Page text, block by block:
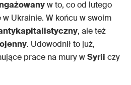
w to, co od lutego
w Ukrainie. W końcu w swoim
, ale też
. Udowodnił to już,
prace na mury wSyrii czy